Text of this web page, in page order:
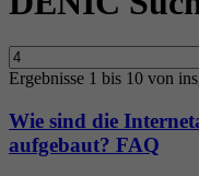
Ergebnisse 1 bis 10 von
Wie sind die
aufgebaut? FAQ